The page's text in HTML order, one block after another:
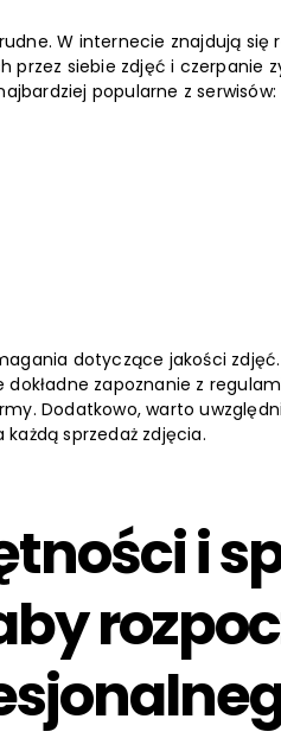
W internecie znajdują się
siebie zdjęć i czerpanie
popularne z serwisów:
dotyczące jakości
zapoznanie z
Dodatkowo, warto
sprzedaż zdjęcia.
i